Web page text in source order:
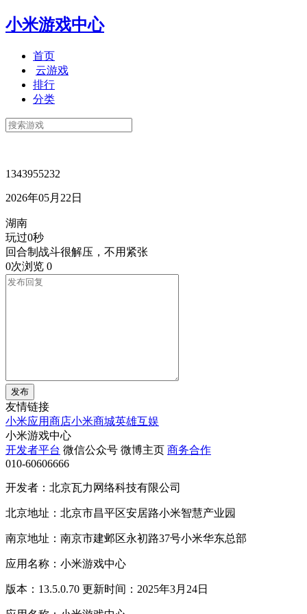
小米游戏中心
首页
云游戏
排行
分类
1343955232
2026年05月22日
湖南
玩过0秒
回合制战斗很解压，不用紧张
0次浏览 0
发布
友情链接
小米应用商店小米商城英雄互娱
小米游戏中心
开发者平台 微信公众号 微博主页 商务合作
010-60606666
开发者：北京瓦力网络科技有限公司
北京地址：北京市昌平区安居路小米智慧产业园
南京地址：南京市建邺区永初路37号小米华东总部
应用名称：小米游戏中心
版本：13.5.0.70 更新时间：2025年3月24日